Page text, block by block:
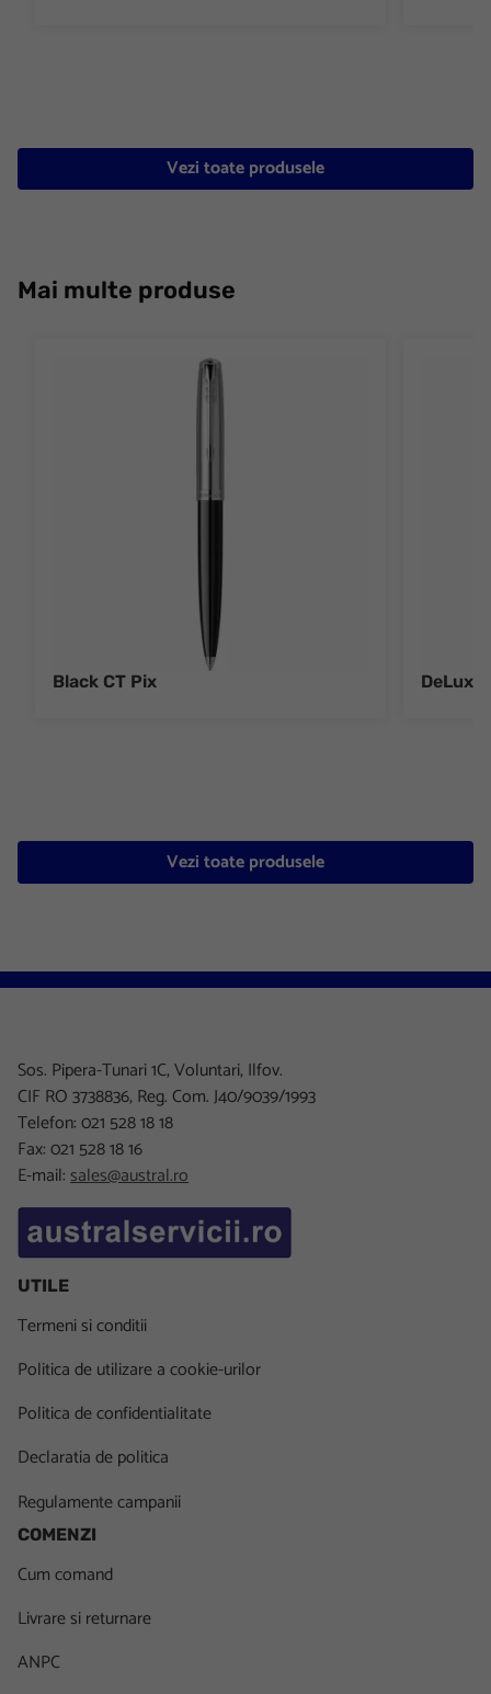
Vezi toate produsele
Mai multe produse
Black CT Pix DeLuxe
Vezi toate produsele
Sos. Pipera-Tunari 1C, Voluntari, Ilfov.
CIF RO 3738836, Reg. Com. J40/9039/1993
Telefon: 021 528 18 18
Fax: 021 528 18 16
E-mail:sales@austral.ro
UTILE
Termeni si conditii
Politica de utilizare a cookie-urilor
Politica de confidentialitate
Declaratia de politica
Regulamente campanii
COMENZI
Cum comand
Livrare si returnare
ANPC